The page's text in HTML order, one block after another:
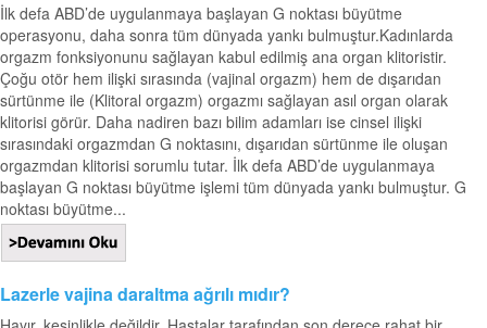
İlk defa ABD’de uygulanmaya başlayan G noktası büyütme
operasyonu, daha sonra tüm dünyada yankı bulmuştur.Kadınlarda
orgazm fonksiyonunu sağlayan kabul edilmiş ana organ klitoristir.
Çoğu otör hem ilişki sırasında (vajinal orgazm) hem de dışarıdan
sürtünme ile (Klitoral orgazm) orgazmı sağlayan asıl organ olarak
klitorisi görür. Daha nadiren bazı bilim adamları ise cinsel ilişki
sırasındaki orgazmdan G noktasını, dışarıdan sürtünme ile oluşan
orgazmdan klitorisi sorumlu tutar. İlk defa ABD’de uygulanmaya
başlayan G noktası büyütme işlemi tüm dünyada yankı bulmuştur. G
noktası büyütme...
Lazerle vajina daraltma ağrılı mıdır?